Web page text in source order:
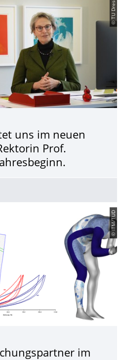
© TU Dresden
uns im neuen
Prof.
© ITM/TUD
im